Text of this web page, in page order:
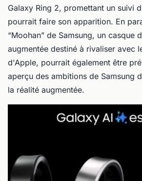
Galaxy Ring 2, promettant un suivi
pourrait faire son apparition. En
“Moohan” de Samsung, un casque
augmentée destiné à rivaliser avec
d'Apple, pourrait également être
aperçu des ambitions de Samsung
la réalité augmentée.